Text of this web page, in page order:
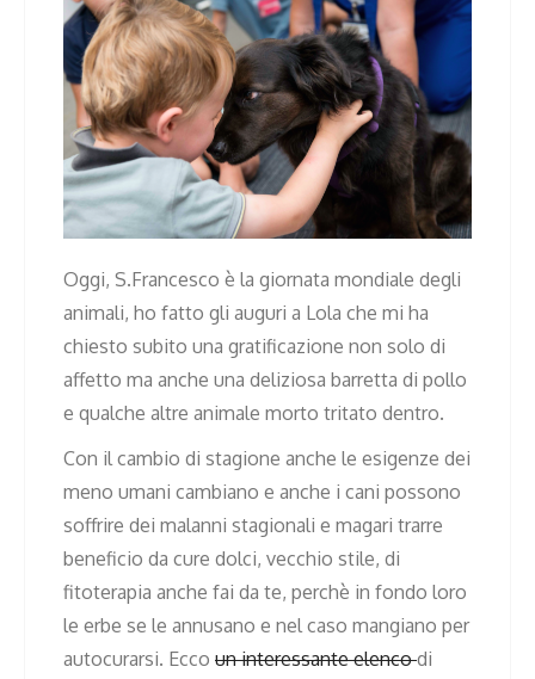
Oggi, S.Francesco è la giornata mondiale degli
animali, ho fatto gli auguri a Lola che mi ha
chiesto subito una gratificazione non solo di
affetto ma anche una deliziosa barretta di pollo
e qualche altre animale morto tritato dentro.
Con il cambio di stagione anche le esigenze dei
meno umani cambiano e anche i cani possono
soffrire dei malanni stagionali e magari trarre
beneficio da cure dolci, vecchio stile, di
fitoterapia anche fai da te, perchè in fondo loro
le erbe se le annusano e nel caso mangiano per
autocurarsi. Ecco un interessante elencodi